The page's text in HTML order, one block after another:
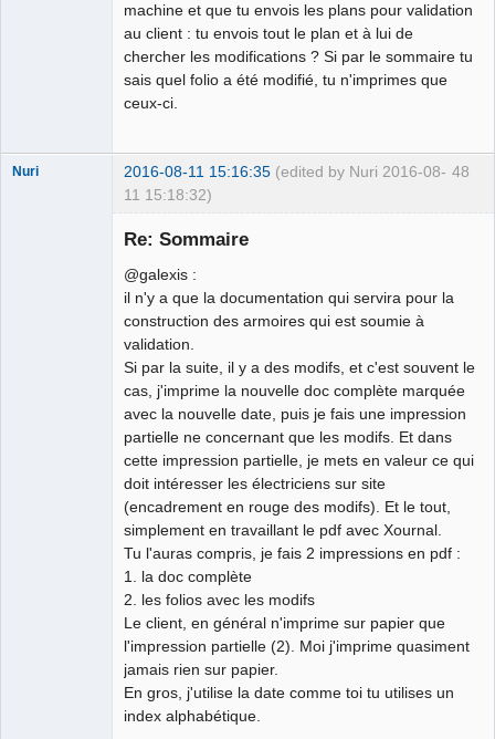
machine et que tu envois les plans pour validation
au client : tu envois tout le plan et à lui de
chercher les modifications ? Si par le sommaire tu
sais quel folio a été modifié, tu n'imprimes que
ceux-ci.
48
Nuri 2016-08-11 15:16:35 (edited by Nuri 2016-08-
11 15:18:32)
Re: Sommaire
@galexis :
il n'y a que la documentation qui servira pour la
construction des armoires qui est soumie à
validation.
Si par la suite, il y a des modifs, et c'est souvent le
cas, j'imprime la nouvelle doc complète marquée
avec la nouvelle date, puis je fais une impression
partielle ne concernant que les modifs. Et dans
cette impression partielle, je mets en valeur ce qui
doit intéresser les électriciens sur site
(encadrement en rouge des modifs). Et le tout,
simplement en travaillant le pdf avec Xournal.
Tu l'auras compris, je fais 2 impressions en pdf :
1. la doc complète
2. les folios avec les modifs
Le client, en général n'imprime sur papier que
l'impression partielle (2). Moi j'imprime quasiment
jamais rien sur papier.
En gros, j'utilise la date comme toi tu utilises un
index alphabétique.